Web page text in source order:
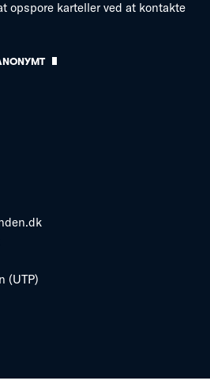
opspore karteller ved at kontakte
(UTP)